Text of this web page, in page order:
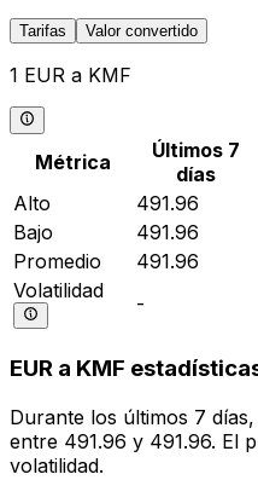
Tarifas Valor convertido
1 EUR a KMF
Métrica
Últimos 7
días
Alto
491.96
Bajo
491.96
Promedio
491.96
Volatilidad
-
EUR a KMF
Durante los últimos 7
entre 491.96 y 491.96. El
volatilidad.